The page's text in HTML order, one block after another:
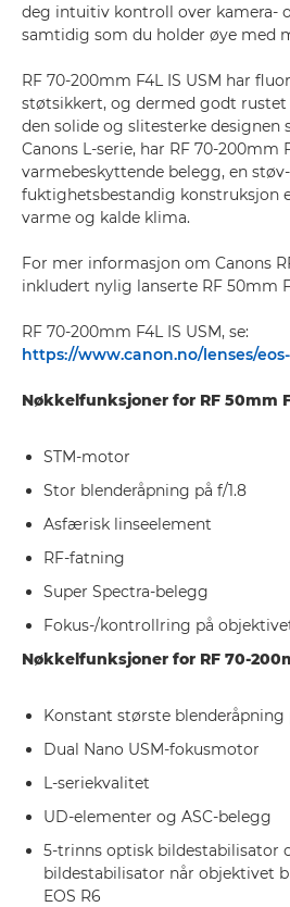
deg intuitiv kontroll over kamera-
samtidig som du holder øye med
RF 70-200mm F4L IS USM har
støtsikkert, og dermed godt rustet
den solide og slitesterke designen
Canons L-serie, har RF 70-200mm
varmebeskyttende belegg, en
fuktighetsbestandig konstruksjon
varme og kalde klima.
For mer informasjon om Canons
inkludert nylig lanserte RF 50mm
RF 70-200mm F4L IS USM, se:
https://www.canon.no/lenses/
Nøkkelfunksjoner for RF 50mm
STM-motor
Stor blenderåpning på f/1.8
Asfærisk linseelement
RF-fatning
Super Spectra-belegg
Fokus-/kontrollring på
Nøkkelfunksjoner for RF 70-
Konstant største blenderåpning
Dual Nano USM-fokusmotor
L-seriekvalitet
UD-elementer og ASC-belegg
5-trinns optisk bildestabilisator
bildestabilisator når objektivet
EOS R6